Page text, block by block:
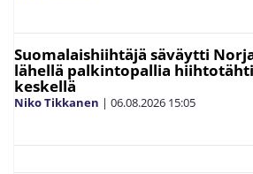
Suomalaishiihtäjä säväytti
lähellä palkintopallia
keskellä
Niko Tikkanen | 06.08.2026 15:05